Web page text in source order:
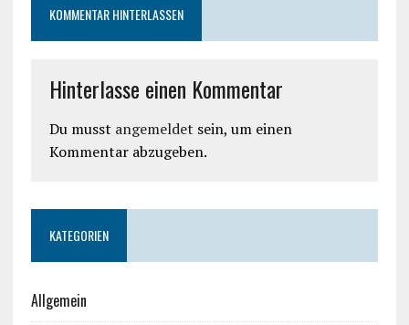
KOMMENTAR HINTERLASSEN
Hinterlasse einen Kommentar
Du musst angemeldet sein, um einen
Kommentar abzugeben.
KATEGORIEN
Allgemein